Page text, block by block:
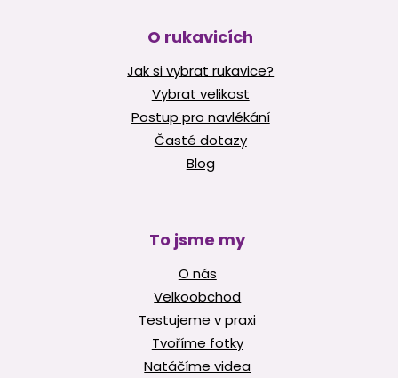
O rukavicích
Jak si vybrat rukavice?
Vybrat velikost
Postup pro navlékání
Časté dotazy
Blog
To jsme my
O nás
Velkoobchod
Testujeme v praxi
Tvoříme fotky
Natáčíme videa